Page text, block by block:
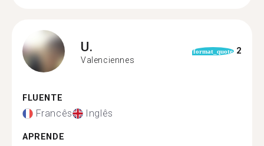
U.
Valenciennes
format_quote 2
FLUENTE
Francês Inglês
APRENDE